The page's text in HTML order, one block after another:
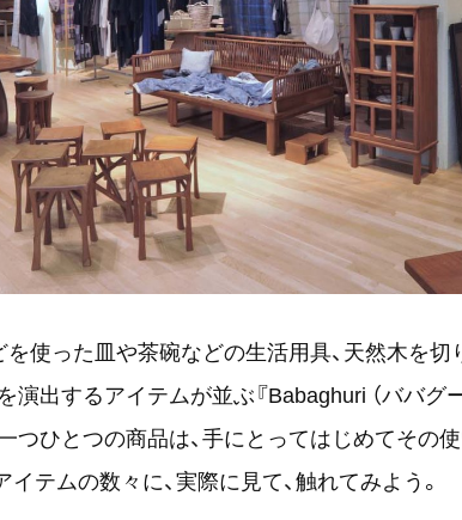
を使った皿や茶碗などの生活用具、天然木を切
演出するアイテムが並ぶ『Babaghuri （ババグ
つひとつの商品は、手にとってはじめてその
テムの数々に、実際に見て、触れてみよう。